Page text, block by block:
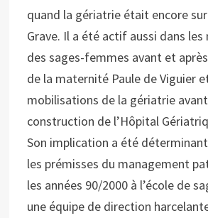
quand la gériatrie était encore
Grave. Il a été actif aussi dans
des sages-femmes avant et
de la maternité Paule de Viguier
mobilisations de la gériatrie
construction de l’Hôpital
Son implication a été
les prémisses du management
les années 90/2000 à l’école de
une équipe de direction